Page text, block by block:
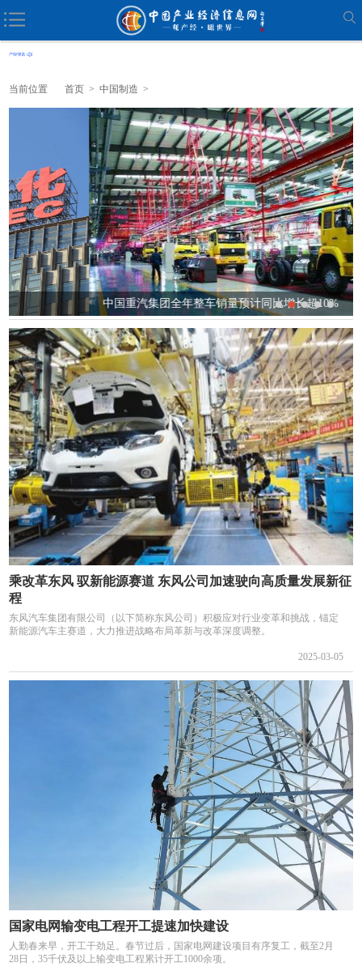
当前位置 首页 > 中国制造 >
中国重汽集团全年整车销量预计同比增长超10%
乘改革东风 驭新能源赛道 东风公司加速驶向高质量发展新征
程
东风汽车集团有限公司（以下简称东风公司）积极应对行业变革和挑战，锚定
新能源汽车主赛道，大力推进战略布局革新与改革深度调整。
2025-03-05
国家电网输变电工程开工提速加快建设
人勤春来早，开工干劲足。春节过后，国家电网建设项目有序复工，截至2月
28日，35千伏及以上输变电工程累计开工1000余项。